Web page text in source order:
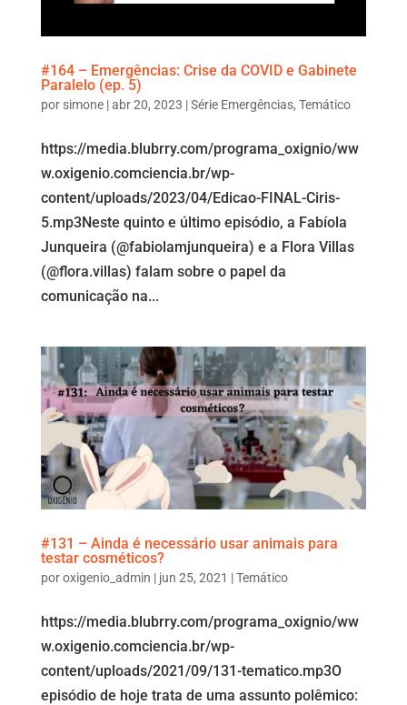
#164 – Emergências: Crise da COVID e Gabinete
Paralelo (ep. 5)
por simone|abr 20, 2023 |Série Emergências, Temático
https://media.blubrry.com/programa_oxignio/ww
w.oxigenio.comciencia.br/wp-
content/uploads/2023/04/Edicao-FINAL-Ciris-
5.mp3Neste quinto e último episódio, a Fabíola
Junqueira (@fabiolamjunqueira) e a Flora Villas
(@flora.villas) falam sobre o papel da
comunicação na...
#131 – Ainda é necessário usar animais para
testar cosméticos?
poroxigenio_admin | jun 25, 2021 |Temático
https://media.blubrry.com/programa_oxignio/ww
w.oxigenio.comciencia.br/wp-
content/uploads/2021/09/131-tematico.mp3O
episódio de hoje trata de uma assunto polêmico: